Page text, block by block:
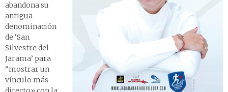
abandona su
antigua
denominación
de ‘San
Silvestre del
Jarama’ para
“mostrar un
vínculo más